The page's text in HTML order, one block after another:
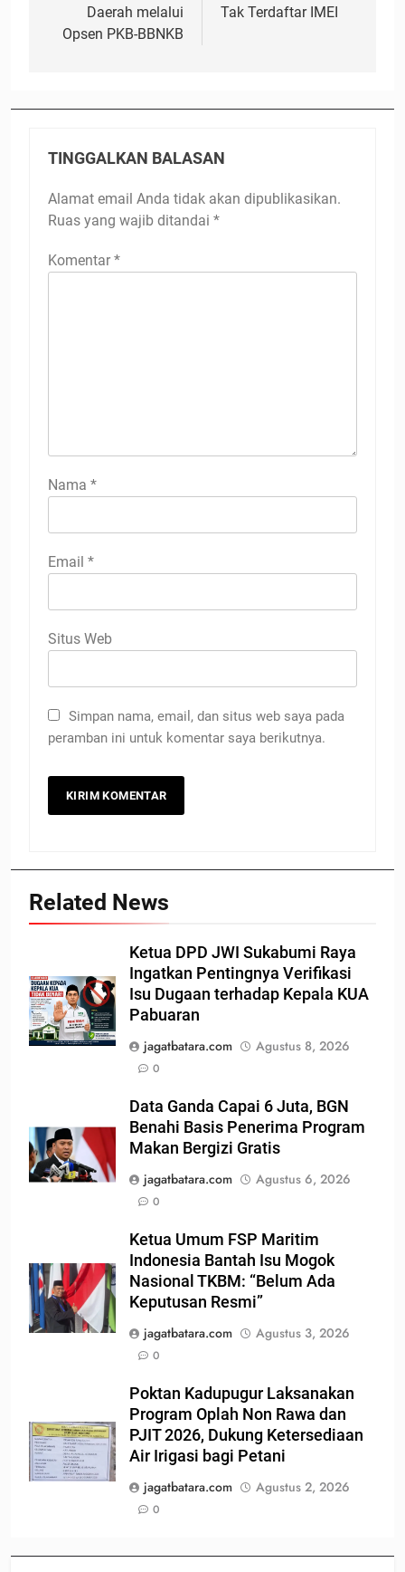
Daerah melalui
Opsen PKB-BBNKB
Tak Terdaftar IMEI
TINGGALKAN BALASAN
Alamat email Anda tidak akan dipublikasikan.
Ruas yang wajib ditandai *
Komentar *
Nama *
Email *
Situs Web
Simpan nama, email, dan situs web saya pada
peramban ini untuk komentar saya berikutnya.
Related News
Ketua DPD JWI Sukabumi Raya
Ingatkan Pentingnya Verifikasi
Isu Dugaan terhadap Kepala KUA
Pabuaran
jagatbatara.com
Agustus 8, 2026
0
Data Ganda Capai 6 Juta, BGN
Benahi Basis Penerima Program
Makan Bergizi Gratis
jagatbatara.com
Agustus 6, 2026
0
Ketua Umum FSP Maritim
Indonesia Bantah Isu Mogok
Nasional TKBM: “Belum Ada
Keputusan Resmi”
jagatbatara.com
Agustus 3, 2026
0
Poktan Kadupugur Laksanakan
Program Oplah Non Rawa dan
PJIT 2026, Dukung Ketersediaan
Air Irigasi bagi Petani
jagatbatara.com
Agustus 2, 2026
0